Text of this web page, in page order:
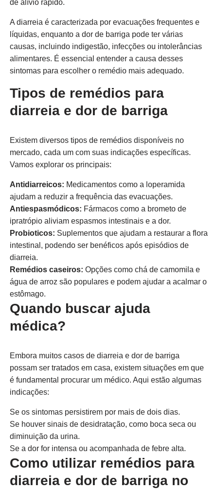
de alívio rápido.
A diarreia é caracterizada por evacuações frequentes e
líquidas, enquanto a dor de barriga pode ter várias
causas, incluindo indigestão, infecções ou intolerâncias
alimentares. É essencial entender a causa desses
sintomas para escolher o remédio mais adequado.
Tipos de remédios para
diarreia e dor de barriga
Existem diversos tipos de remédios disponíveis no
mercado, cada um com suas indicações específicas.
Vamos explorar os principais:
Antidiarreicos: Medicamentos como a loperamida
ajudam a reduzir a frequência das evacuações.
Antiespasmódicos: Fármacos como a brometo de
ipratrópio aliviam espasmos intestinais e a dor.
Probioticos: Suplementos que ajudam a restaurar a flora
intestinal, podendo ser benéficos após episódios de
diarreia.
Remédios caseiros: Opções como chá de camomila e
água de arroz são populares e podem ajudar a acalmar o
estômago.
Quando buscar ajuda
médica?
Embora muitos casos de diarreia e dor de barriga
possam ser tratados em casa, existem situações em que
é fundamental procurar um médico. Aqui estão algumas
indicações:
Se os sintomas persistirem por mais de dois dias.
Se houver sinais de desidratação, como boca seca ou
diminuição da urina.
Se a dor for intensa ou acompanhada de febre alta.
Como utilizar remédios para
diarreia e dor de barriga no